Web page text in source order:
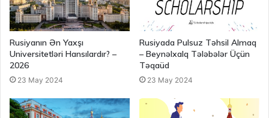
Rusiyanın Ən Yaxşı
Universitetləri Hansılardır? –
2026
23 May 2024
Rusiyada Pulsuz Təhsil Almaq
– Beynəlxalq Tələbələr Üçün
Təqaüd
23 May 2024